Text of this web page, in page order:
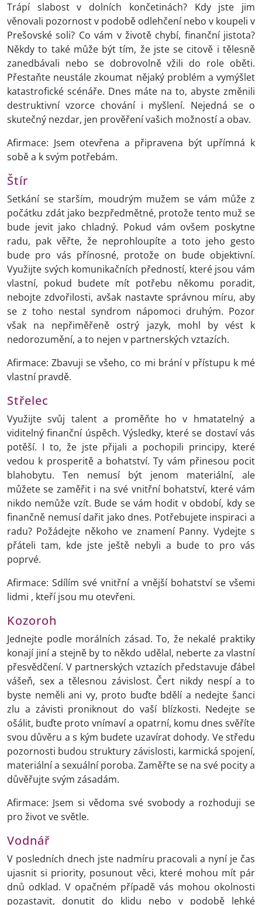
Trápí slabost v dolních končetinách? Kdy jste jim
věnovali pozornost v podobě odlehčení nebo v koupeli v
Prešovské soli? Co vám v životě chybí, finanční jistota?
Někdy to také může být tím, že jste se citově i tělesně
zanedbávali nebo se dobrovolně vžili do role oběti.
Přestaňte neustále zkoumat nějaký problém a vymýšlet
katastrofické scénáře. Dnes máte na to, abyste změnili
destruktivní vzorce chování i myšlení. Nejedná se o
skutečný nezdar, jen prověření vašich možností a obav.
Afirmace: Jsem otevřena a připravena být upřímná k
sobě a k svým potřebám.
Štír
Setkání se starším, moudrým mužem se vám může z
počátku zdát jako bezpředmětné, protože tento muž se
bude jevit jako chladný. Pokud vám ovšem poskytne
radu, pak věřte, že neprohloupíte a toto jeho gesto
bude pro vás přínosné, protože on bude objektivní.
Využijte svých komunikačních předností, které jsou vám
vlastní, pokud budete mít potřebu někomu poradit,
nebojte zdvořilosti, avšak nastavte správnou míru, aby
se z toho nestal syndrom nápomoci druhým. Pozor
však na nepřiměřeně ostrý jazyk, mohl by vést k
nedorozumění, a to nejen v partnerských vztazích.
Afirmace: Zbavuji se všeho, co mi brání v přístupu k mé
vlastní pravdě.
Střelec
Využijte svůj talent a proměňte ho v hmatatelný a
viditelný finanční úspěch. Výsledky, které se dostaví vás
potěší. I to, že jste přijali a pochopili principy, které
vedou k prosperitě a bohatství. Ty vám přinesou pocit
blahobytu. Ten nemusí být jenom materiální, ale
můžete se zaměřit i na své vnitřní bohatství, které vám
nikdo nemůže vzít. Bude se vám hodit v období, kdy se
finančně nemusí dařit jako dnes. Potřebujete inspiraci a
radu? Požádejte někoho ve znamení Panny. Vydejte s
přáteli tam, kde jste ještě nebyli a bude to pro vás
poprvé.
Afirmace: Sdílím své vnitřní a vnější bohatství se všemi
lidmi , kteří jsou mu otevřeni.
Kozoroh
Jednejte podle morálních zásad. To, že nekalé praktiky
konají jiní a stejně by to někdo udělal, neberte za vlastní
přesvědčení. V partnerských vztazích představuje ďábel
vášeň, sex a tělesnou závislost. Čert nikdy nespí a to
byste neměli ani vy, proto buďte bdělí a nedejte šanci
zlu a závisti proniknout do vaší blízkosti. Nedejte se
ošálit, buďte proto vnímaví a opatrní, komu dnes svěříte
svou důvěru a s kým budete uzavírat dohody. Ve středu
pozornosti budou struktury závislosti, karmická spojení,
materiální a sexuální poroba. Zaměřte se na své pocity a
důvěřujte svým zásadám.
Afirmace: Jsem si vědoma své svobody a rozhoduji se
pro život ve světle.
Vodnář
V posledních dnech jste nadmíru pracovali a nyní je čas
ujasnit si priority, posunout věci, které mohou mít pár
dnů odklad. V opačném případě vás mohou okolnosti
pozastavit, donutit do klidu nebo v podobě lehké